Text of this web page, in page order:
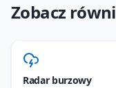
Zobacz
Radar burzowy